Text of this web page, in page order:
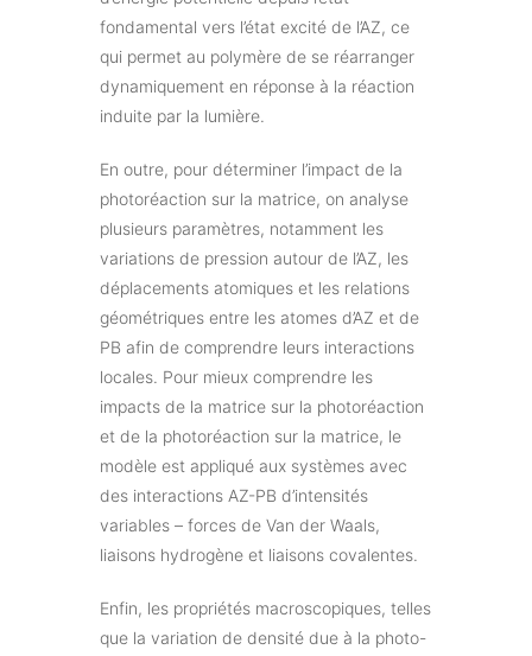
fondamental vers l’état excité de l’AZ, ce
qui permet au polymère de se réarranger
dynamiquement en réponse à la réaction
induite par la lumière.
En outre, pour déterminer l’impact de la
photoréaction sur la matrice, on analyse
plusieurs paramètres, notamment les
variations de pression autour de l’AZ, les
déplacements atomiques et les relations
géométriques entre les atomes d’AZ et de
PB afin de comprendre leurs interactions
locales. Pour mieux comprendre les
impacts de la matrice sur la photoréaction
et de la photoréaction sur la matrice, le
modèle est appliqué aux systèmes avec
des interactions AZ-PB d’intensités
variables – forces de Van der Waals,
liaisons hydrogène et liaisons covalentes.
Enfin, les propriétés macroscopiques, telles
que la variation de densité due à la photo-